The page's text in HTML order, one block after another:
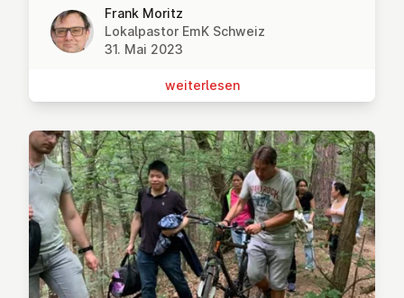
Frank Moritz
Lokalpastor EmK Schweiz
31. Mai 2023
wei­ter­le­sen